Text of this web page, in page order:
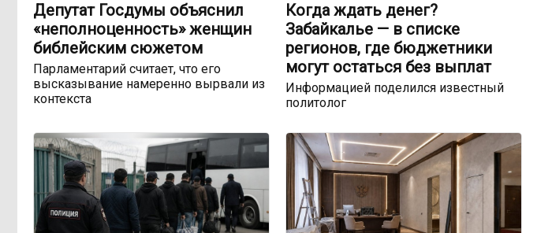
Депутат Госдумы объяснил
«неполноценность» женщин
библейским сюжетом
Парламентарий считает, что его
высказывание намеренно вырвали из
контекста
Когда ждать денег?
Забайкалье — в списке
регионов, где бюджетники
могут остаться без выплат
Информацией поделился известный
политолог